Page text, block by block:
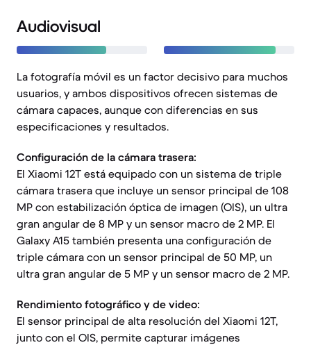
Audiovisual
La fotografía móvil es un factor decisivo para muchos
usuarios, y ambos dispositivos ofrecen sistemas de
cámara capaces, aunque con diferencias en sus
especificaciones y resultados.
Configuración de la cámara trasera:
El Xiaomi 12T está equipado con un sistema de triple
cámara trasera que incluye un sensor principal de 108
MP con estabilización óptica de imagen (OIS), un ultra
gran angular de 8 MP y un sensor macro de 2 MP. El
Galaxy A15 también presenta una configuración de
triple cámara con un sensor principal de 50 MP, un
ultra gran angular de 5 MP y un sensor macro de 2 MP.
Rendimiento fotográfico y de video:
El sensor principal de alta resolución del Xiaomi 12T,
junto con el OIS, permite capturar imágenes